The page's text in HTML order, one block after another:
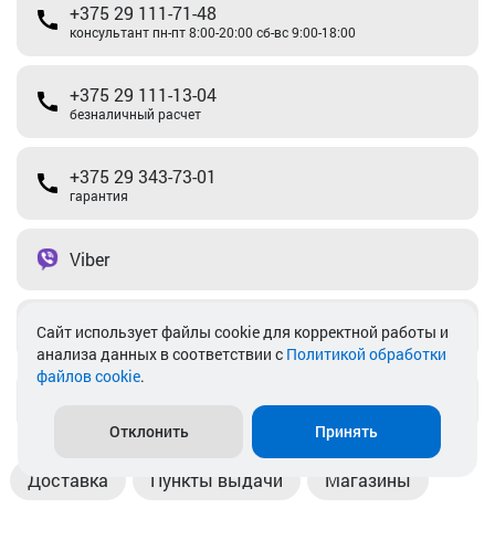
+375 29 111-71-48
консультант пн-пт 8:00-20:00 сб-вс 9:00-18:00
+375 29 111-13-04
безналичный расчет
+375 29 343-73-01
гарантия
Viber
Telegram
Доставка Пункты выдачи Магазины
Cайт использует файлы cookie для корректной работы и
анализа данных в соответствии с Политикой обработки
файлов cookie.
Отклонить Принять